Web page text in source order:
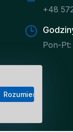
+48
Pon-
Rozumiem